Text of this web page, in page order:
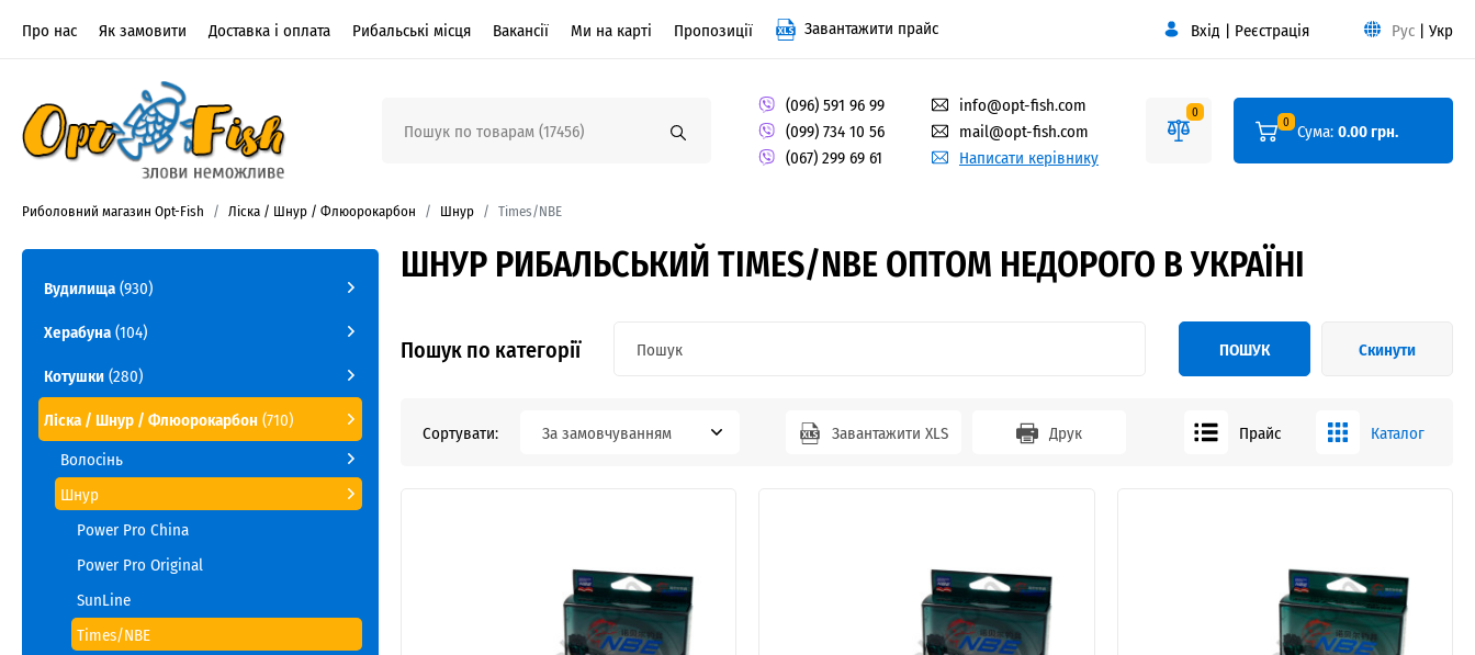
Про нас Як замовити Доставка і оплата Рибальські місця Вакансії Ми на карті Пропозиції Завантажити прайс Вхід | Реєстрація Рус | Укр
(096) 591 96 99
(099) 734 10 56
(067) 299 69 61
info@opt-fish.com
mail@opt-fish.com
Написати керівнику
0
0 Сума:0.00 грн.
Риболовний магазин Opt-Fish Ліска / Шнур / Флюорокарбон Шнур Times/NBE
ШНУР РИБАЛЬСЬКИЙ TIMES/NBE ОПТОМ НЕДОРОГО В УКРАЇНІ
Пошук по категорії ПОШУК Скинути
Сортувати: За замовчуванням Завантажити XLS Друк Прайс Каталог
Вудилища(930)
Херабуна(104)
Котушки(280)
Ліска / Шнур / Флюорокарбон (710)
Волосінь
Шнур
Power Pro China
Power Pro Original
SunLine
Times/NBE